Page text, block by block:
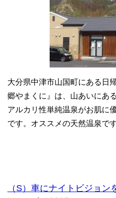
大分県中津市山国町にある日
郷やまくに』は、山あいにあ
アルカリ性単純温泉がお肌に
です。オススメの天然温泉です
（S）車にナイトビジョン